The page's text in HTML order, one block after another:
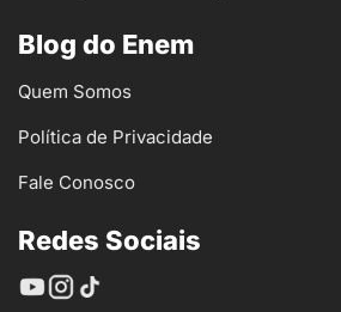
Blog do Enem
Quem Somos
Política de Privacidade
Fale Conosco
Redes Sociais